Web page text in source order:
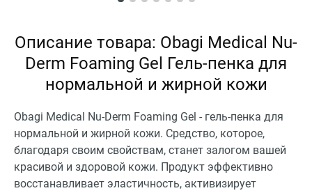
Описание товара: Obagi Medical Nu-
Derm Foaming Gel Гель-пенка для
нормальной и жирной кожи
Obagi Medical Nu-Derm Foaming Gel - гель-пенка для
нормальной и жирной кожи. Средство, которое,
благодаря своим свойствам, станет залогом вашей
красивой и здоровой кожи. Продукт эффективно
восстанавливает эластичность, активизирует